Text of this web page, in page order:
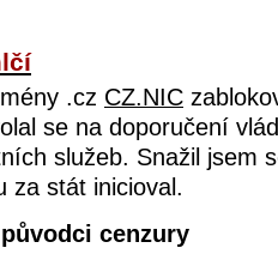
.cz CZ.NIC
se na doporučení
služeb. Snažil jsem
za stát inicioval.
cenzury